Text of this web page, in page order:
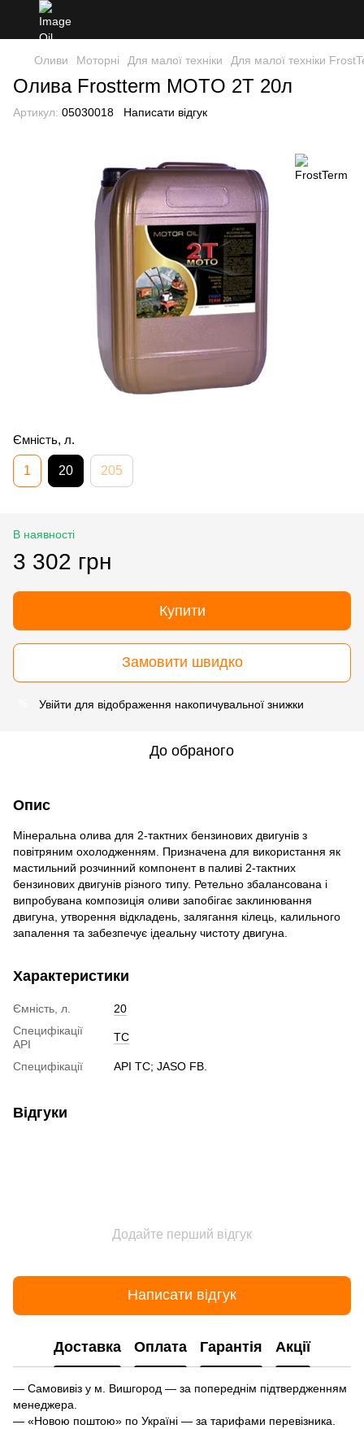
Оливи Моторні Для малої техніки Для малої техніки
Олива Frostterm MOTO 2T 20л
Артикул: 05030018 Написати відгук
Ємність, л.
1 20 205
В наявності
3 302 грн
Купити
Замовити швидко
Увійти для відображення накопичувальної знижки
До обраного
Опис
Мінеральна олива для 2-тактних бензинових двигунів з
повітряним охолодженням. Призначена для використання як
мастильний розчинний компонент в паливі 2-тактних
бензинових двигунів різного типу. Ретельно збалансована і
випробувана композиція оливи запобігає заклинювання
двигуна, утворення відкладень, залягання кілець, калильного
запалення та забезпечує ідеальну чистоту двигуна.
Характеристики
Ємність, л.
20
Специфікації
API
TC
Специфікації API TC; JASO FB.
Відгуки
Додайте перший відгук
Написати відгук
Доставка Оплата Гарантія Акції
— Самовивіз у м. Вишгород — за попереднім підтвердженням
менеджера.
— «Новою поштою» по Україні — за тарифами перевізника.